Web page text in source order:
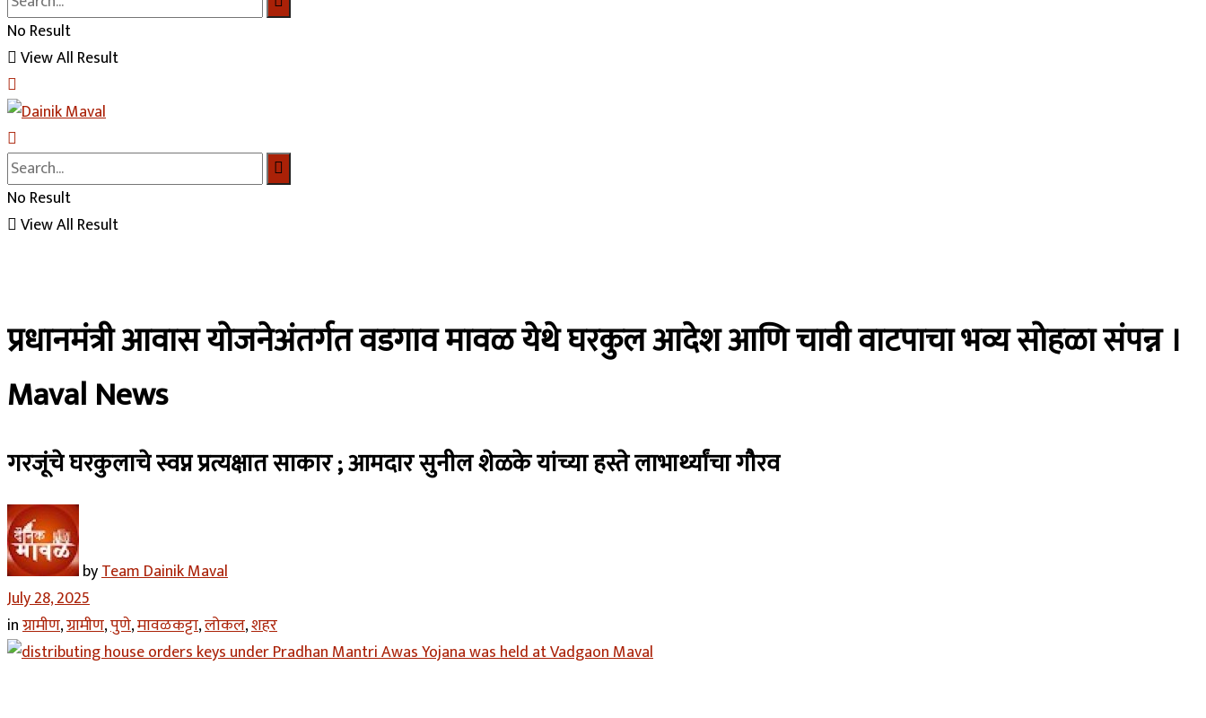
No Result
View All Result
No Result
View All Result
प्रधानमंत्री आवास योजनेअंतर्गत वडगाव मावळ येथे घरकुल आदेश आणि चावी वाटपाचा भव्य सोहळा संपन्न ।
Maval News
गरजूंचे घरकुलाचे स्वप्न प्रत्यक्षात साकार ; आमदार सुनील शेळके यांच्या हस्ते लाभार्थ्यांचा गौरव
byTeam Dainik Maval
July 28, 2025
inग्रामीण,ग्रामीण,पुणे,मावळकट्टा,लोकल,शहर